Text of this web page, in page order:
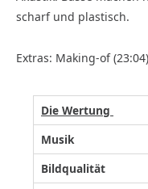
scharf und plastisch.
Extras: Making-of
Die Wertung
Musik
Bildqualität